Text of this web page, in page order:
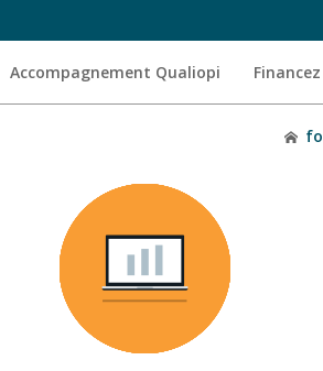
Accompagnement Qualiopi